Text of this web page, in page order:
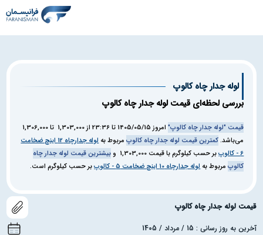
لوله جدار چاه کالوپ
بررسی لحظه‌ای قیمت لوله جدار چاه کالوپ
قیمت "لوله جدار چاه کالوپ"امروز 1405/05/15 تا23:36از1,303,000 تا1,306,000
می‌باشد.کمترین قیمت لوله جدار چاه کالوپمربوط به
لوله جدارچاه 12 اینچ ضخامت
6 - کالوپ
بر حسب کیلوگرم با قیمت 1,303,000 و بیشترین قیمت لوله جدار چاه
کالوپمربوط بهلوله جدارچاه 10 اینچ ضخامت 5 - کالوپ بر حسب کیلوگرم است.
قیمت لوله جدار چاه کالوپ
آخرین به روز رسانی : 15 / مرداد / 1405